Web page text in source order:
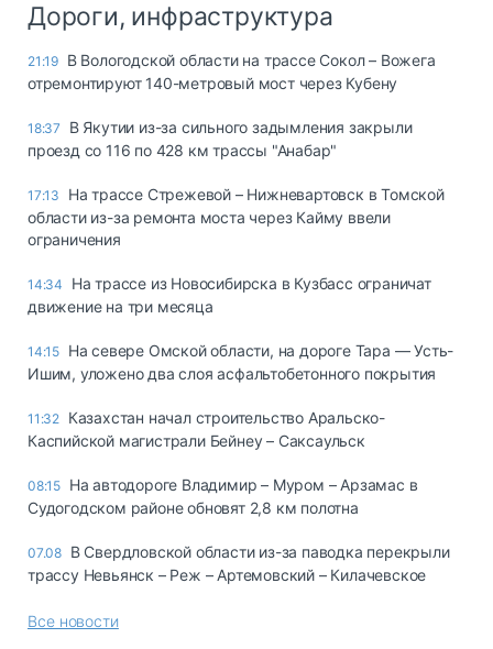
Дороги, инфраструктура
21:19 В Вологодской области на трассе Сокол – Вожега
отремонтируют 140-метровый мост через Кубену
18:37
В Якутии из-за сильного задымления закрыли
проезд со 116 по 428 км трассы "Анабар"
17:13
На трассе Стрежевой – Нижневартовск в Томской
области из-за ремонта моста через Кайму ввели
ограничения
14:34
На трассе из Новосибирска в Кузбасс ограничат
движение на три месяца
14:15 На севере Омской области, на дороге Тара — Усть-
Ишим, уложено два слоя асфальтобетонного покрытия
11:32 Казахстан начал строительство Аральско-
Каспийской магистрали Бейнеу – Саксаульск
08:15 На автодороге Владимир – Муром – Арзамас в
Судогодском районе обновят 2,8 км полотна
07.08 В Свердловской области из-за паводка перекрыли
трассу Невьянск – Реж – Артемовский – Килачевское
Все новости